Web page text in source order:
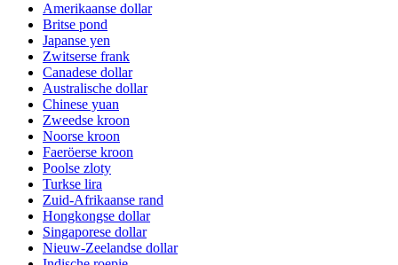
Amerikaanse dollar
Britse pond
Japanse yen
Zwitserse frank
Canadese dollar
Australische dollar
Chinese yuan
Zweedse kroon
Noorse kroon
Faeröerse kroon
Poolse zloty
Turkse lira
Zuid-Afrikaanse rand
Hongkongse dollar
Singaporese dollar
Nieuw-Zeelandse dollar